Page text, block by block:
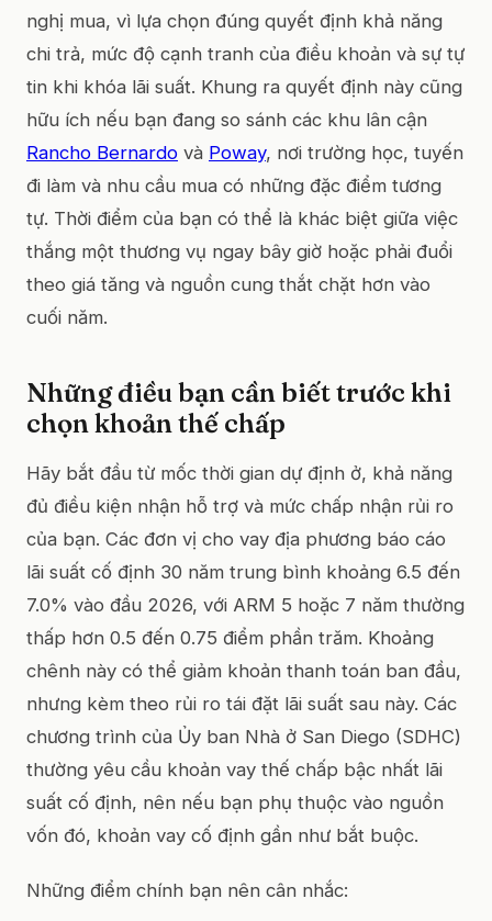
nghị mua, vì lựa chọn đúng quyết định khả năng
chi trả, mức độ cạnh tranh của điều khoản và sự tự
tin khi khóa lãi suất. Khung ra quyết định này cũng
hữu ích nếu bạn đang so sánh các khu lân cận
Rancho Bernardo và Poway, nơi trường học, tuyến
đi làm và nhu cầu mua có những đặc điểm tương
tự. Thời điểm của bạn có thể là khác biệt giữa việc
thắng một thương vụ ngay bây giờ hoặc phải đuổi
theo giá tăng và nguồn cung thắt chặt hơn vào
cuối năm.
Những điều bạn cần biết trước khi
chọn khoản thế chấp
Hãy bắt đầu từ mốc thời gian dự định ở, khả năng
đủ điều kiện nhận hỗ trợ và mức chấp nhận rủi ro
của bạn. Các đơn vị cho vay địa phương báo cáo
lãi suất cố định 30 năm trung bình khoảng 6.5 đến
7.0% vào đầu 2026, với ARM 5 hoặc 7 năm thường
thấp hơn 0.5 đến 0.75 điểm phần trăm. Khoảng
chênh này có thể giảm khoản thanh toán ban đầu,
nhưng kèm theo rủi ro tái đặt lãi suất sau này. Các
chương trình của Ủy ban Nhà ở San Diego (SDHC)
thường yêu cầu khoản vay thế chấp bậc nhất lãi
suất cố định, nên nếu bạn phụ thuộc vào nguồn
vốn đó, khoản vay cố định gần như bắt buộc.
Những điểm chính bạn nên cân nhắc: